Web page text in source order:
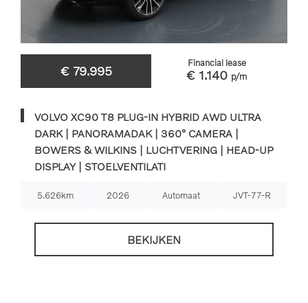
€ 79.995
Financial lease
€ 1.140 p/m
VOLVO XC90 T8 PLUG-IN HYBRID AWD ULTRA
DARK | PANORAMADAK | 360° CAMERA |
BOWERS & WILKINS | LUCHTVERING | HEAD-UP
DISPLAY | STOELVENTILATI
5.626km 2026 Automaat JVT-77-R
BEKIJKEN